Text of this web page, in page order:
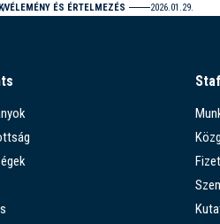
VÉLEMÉNY ÉS ÉRTELMEZÉS 2026.01.29.